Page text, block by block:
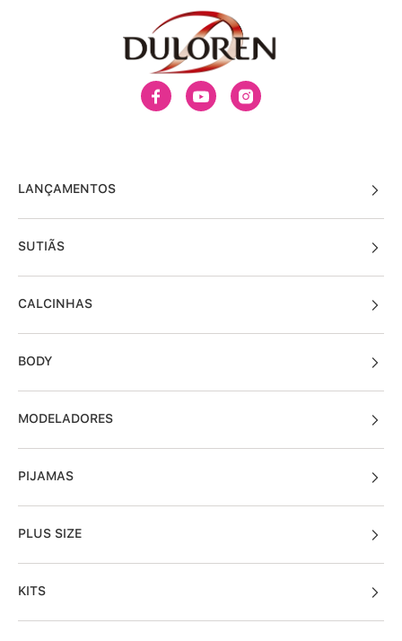
LANÇAMENTOS
SUTIÃS
CALCINHAS
BODY
MODELADORES
PIJAMAS
PLUS SIZE
KITS